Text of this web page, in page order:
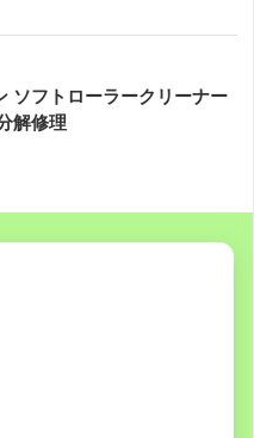
ソフトローラークリーナー
解修理